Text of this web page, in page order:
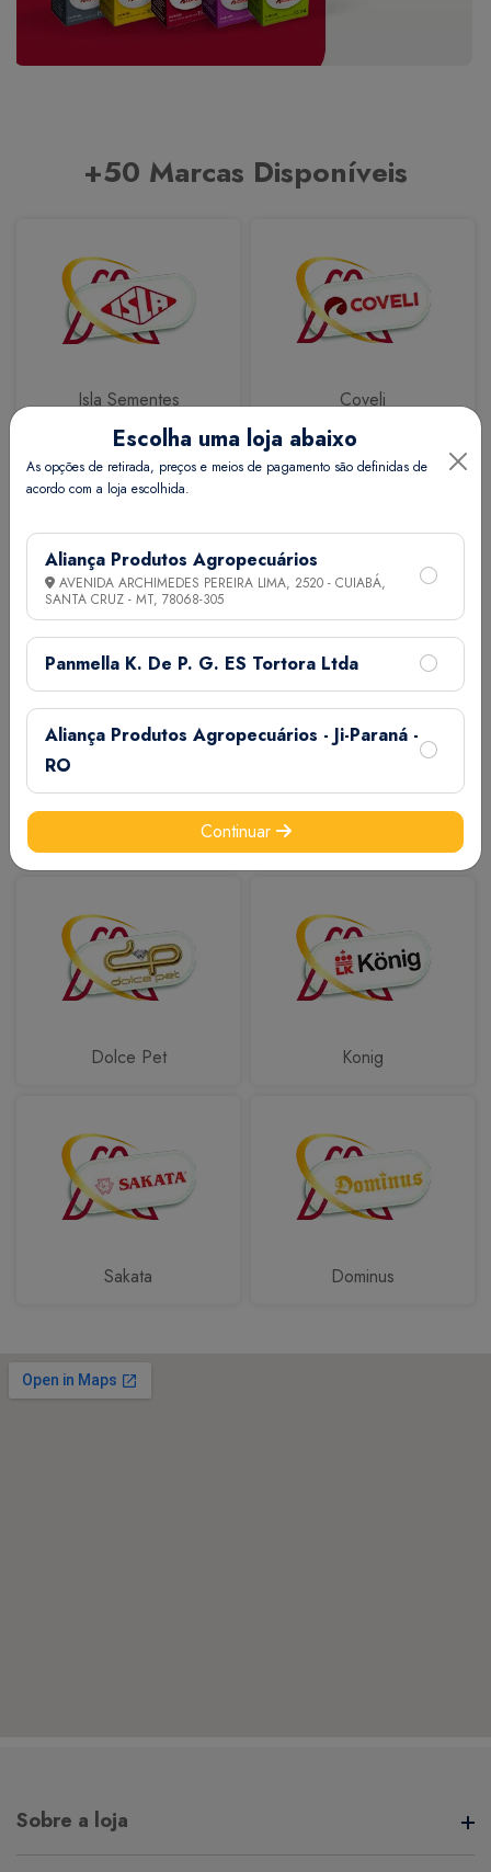
+50 Marcas Disponíveis
Isla Sementes Coveli
Calbos M7
Dolce Pet Konig
Sakata Dominus
Sobre a loja
Escolha uma loja abaixo
As opções de retirada, preços e meios de pagamento são definidas de
acordo com a loja escolhida.
Aliança Produtos Agropecuários
AVENIDA ARCHIMEDES PEREIRA LIMA, 2520 - CUIABÁ,
SANTA CRUZ - MT, 78068-305
Panmella K. De P. G. ES Tortora Ltda
Aliança Produtos Agropecuários - Ji-Paraná -
RO
Continuar